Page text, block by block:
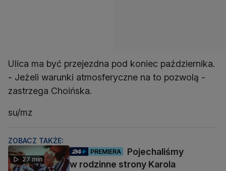
Ulica ma być przejezdna pod koniec października.
- Jeżeli warunki atmosferyczne na to pozwolą -
zastrzega Choińska.
su/mz
ZOBACZ TAKŻE:
27 min
PREMIERA
Pojechaliśmy
w rodzinne strony Karola